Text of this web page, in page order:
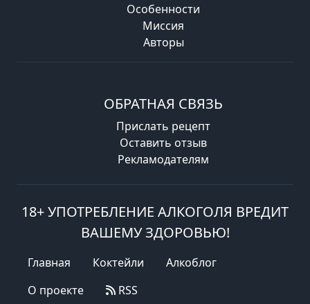
Особенности
Миссия
Авторы
ОБРАТНАЯ СВЯЗЬ
Прислать рецепт
Оставить отзыв
Рекламодателям
18+ УПОТРЕБЛЕНИЕ АЛКОГОЛЯ ВРЕДИТ
ВАШЕМУ ЗДОРОВЬЮ!
Главная Коктейли
Алкоблог
О проекте
RSS